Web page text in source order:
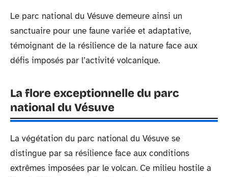
Le parc national du Vésuve demeure ainsi un
sanctuaire pour une faune variée et adaptative,
témoignant de la résilience de la nature face aux
défis imposés par l’activité volcanique.
La flore exceptionnelle du parc
national du Vésuve
La végétation du parc national du Vésuve se
distingue par sa résilience face aux conditions
extrêmes imposées par le volcan. Ce milieu hostile a